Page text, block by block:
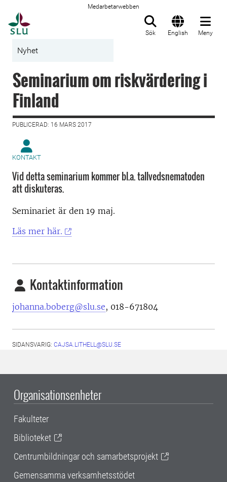
Medarbetarwebben
Sök English Meny
Nyhet
Seminarium om riskvärdering i
Finland
PUBLICERAD: 16 MARS 2017
KONTAKT
Vid detta seminarium kommer bl.a. tallvedsnematoden
att diskuteras.
Seminariet är den 19 maj.
Läs mer här.
Kontaktinformation
johanna.boberg@slu.se, 018-671804
SIDANSVARIG: CAJSA.LITHELL@SLU.SE
Organisationsenheter
Fakulteter
Biblioteket
Centrumbildningar och samarbetsprojekt
Gemensamma verksamhetsstödet